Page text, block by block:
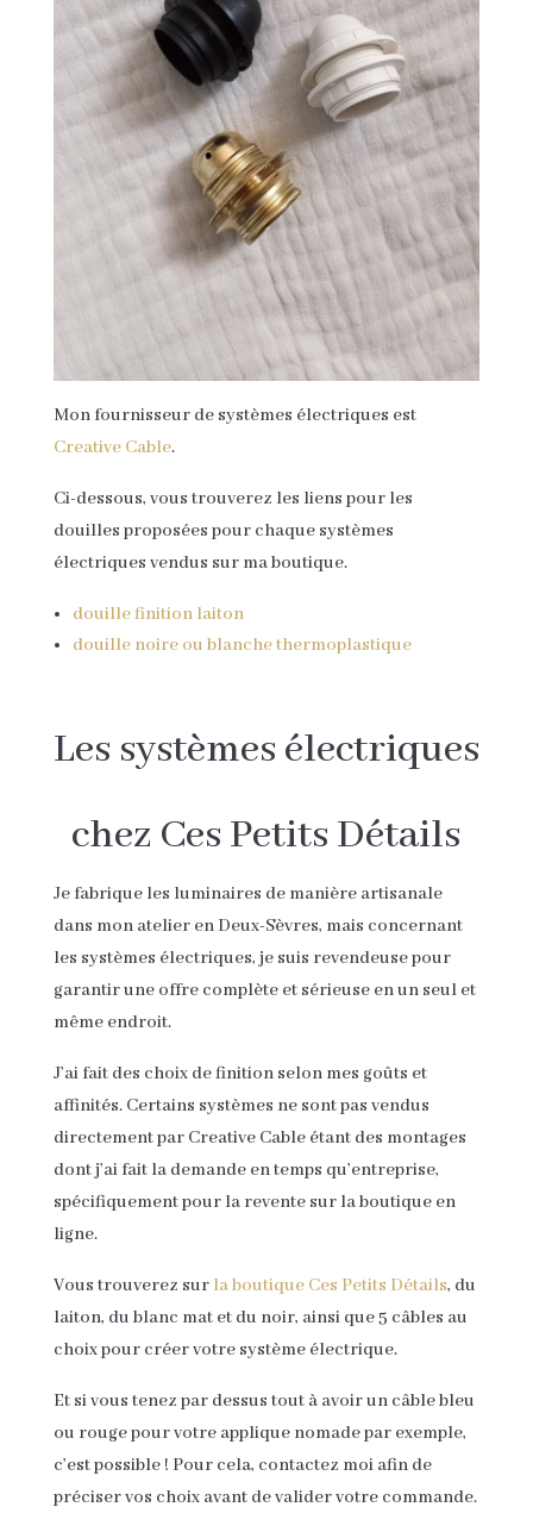
Mon fournisseur de systèmes électriques est
Creative Cable.
Ci-dessous, vous trouverez les liens pour les
douilles proposées pour chaque systèmes
électriques vendus sur ma boutique.
douille finition laiton
douille noire ou blanche thermoplastique
Les systèmes électriques
chez Ces Petits Détails
Je fabrique les luminaires de manière artisanale
dans mon atelier en Deux-Sèvres, mais concernant
les systèmes électriques, je suis revendeuse pour
garantir une offre complète et sérieuse en un seul et
même endroit.
J’ai fait des choix de finition selon mes goûts et
affinités. Certains systèmes ne sont pas vendus
directement par Creative Cable étant des montages
dont j’ai fait la demande en temps qu’entreprise,
spécifiquement pour la revente sur la boutique en
ligne.
Vous trouverez sur la boutique Ces Petits Détails, du
laiton, du blanc mat et du noir, ainsi que 5 câbles au
choix pour créer votre système électrique.
Et si vous tenez par dessus tout à avoir un câble bleu
ou rouge pour votre applique nomade par exemple,
c’est possible ! Pour cela, contactez moi afin de
préciser vos choix avant de valider votre commande.